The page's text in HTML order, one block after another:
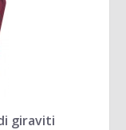
giraviti